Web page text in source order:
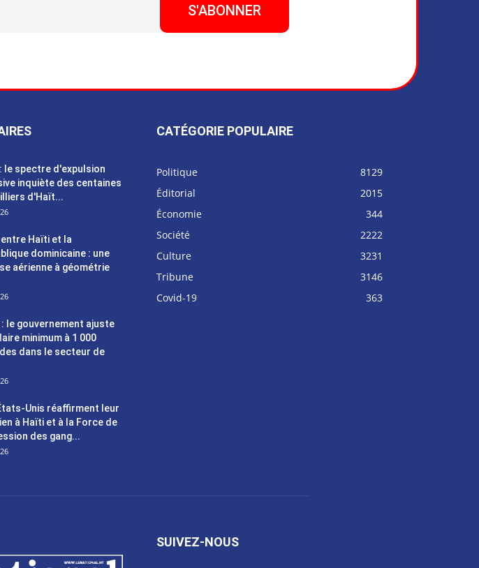
le spectre d'expulsion
inquiète des centaines
d'Haït...
Haïti et la
dominicaine : une
aérienne à géométrie
: le gouvernement ajuste
minimum à 1 000
dans le secteur de
Unis réaffirment leur
à Haïti et à la Force de
des gang...
CATÉGORIE POPULAIRE
Politique
8129
Éditorial
2015
Économie
344
Société
2222
Culture
3231
Tribune
3146
Covid-19
363
SUIVEZ-NOUS